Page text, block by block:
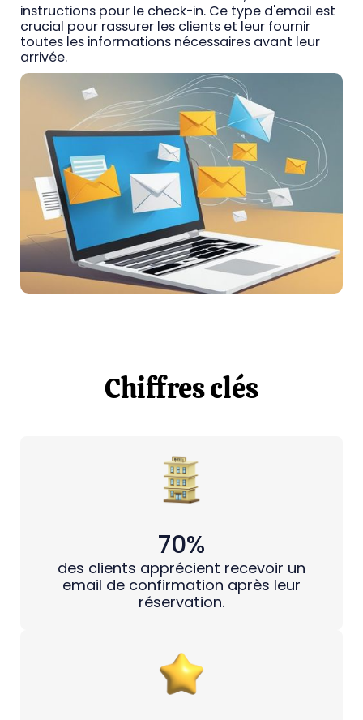
instructions pour le check-in. Ce type d'email est
crucial pour rassurer les clients et leur fournir
toutes les informations nécessaires avant leur
arrivée.
Chiffres clés
70%
des clients apprécient recevoir un
email de confirmation après leur
réservation.